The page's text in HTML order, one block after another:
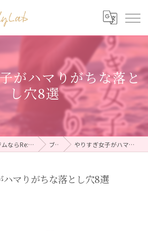
がハマりがちな落と
し穴8選
刈谷のパーソナルジムならRe:BodyLab（リボディラボ） ブログ やりすぎ女子がハマりがちな落とし穴8選
ハマりがちな落とし穴8選